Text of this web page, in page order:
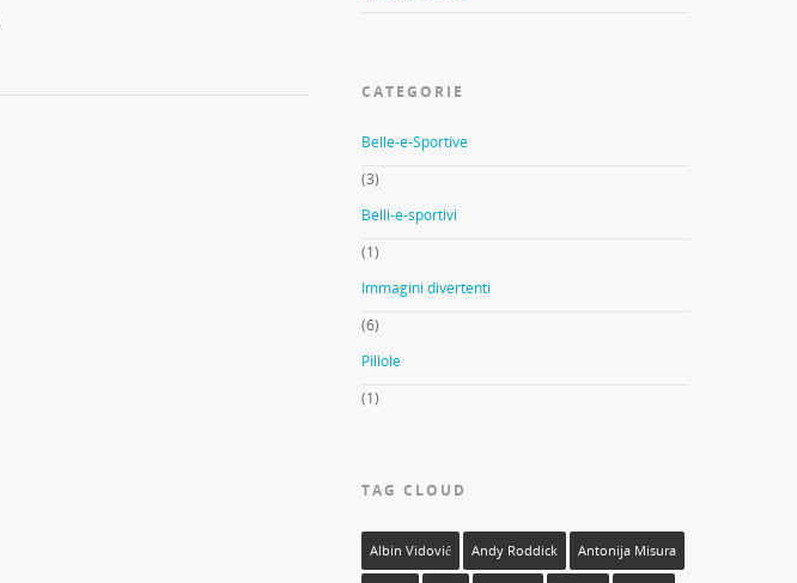
CATEGORIE
Belle-e-Sportive
(3)
Belli-e-sportivi
(1)
Immagini divertenti
(6)
Pillole
(1)
TAG CLOUD
Albin Vidović Andy Roddick Antonija Misura